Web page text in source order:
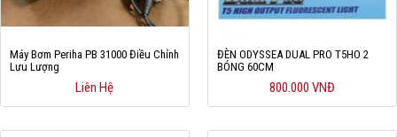
Máy Bơm Periha PB 31000 Điều Chỉnh
Lưu Lượng
Liên Hệ
ĐÈN ODYSSEA DUAL PRO T5HO 2
BÓNG 60CM
800.000 VNĐ